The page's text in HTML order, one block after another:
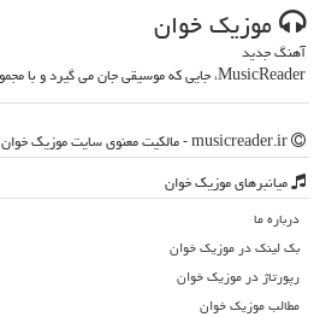
موزیك خوان
آهنگ جدید
MusicReader، جایی که موسیقی جان می گیرد و با مجموعه ای بی نظیر از آهنگ های جدید، ایرانی و خارجی، روحت را تازه می کند
میانبرهای موزیك خوان
درباره ما
بک لینک در موزیك خوان
رپورتاژ در موزیك خوان
مطالب موزیك خوان